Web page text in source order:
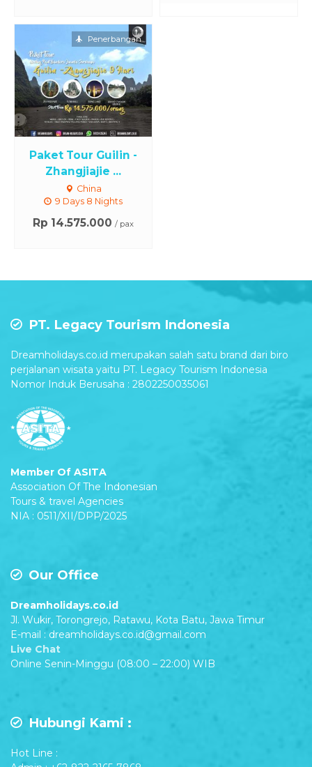
Paket Tour Guilin -
Zhangjiajie ...
China
9 Days 8 Nights
Rp 14.575.000 / pax
Penerbangan
PT. Legacy Tourism Indonesia
Dreamholidays.co.id merupakan salah satu brand dari biro
perjalanan wisata yaitu PT. Legacy Tourism Indonesia
Nomor Induk Berusaha : 2802250035061
Member Of ASITA
Association Of The Indonesian
Tours & travel Agencies
NIA : 0511/XII/DPP/2025
Our Office
Dreamholidays.co.id
Jl. Wukir, Torongrejo, Ratawu, Kota Batu, Jawa Timur
E-mail : dreamholidays.co.id@gmail.com
Live Chat
Online Senin-Minggu (08:00 – 22:00) WIB
Hubungi Kami :
Hot Line :